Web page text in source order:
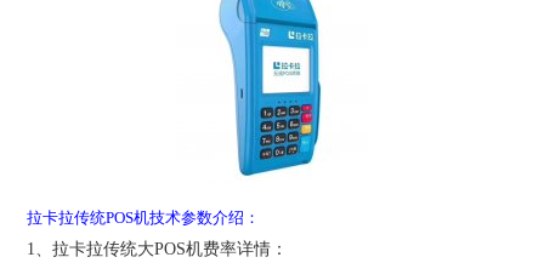
拉卡拉传统POS机技术参数介绍：
1、拉卡拉传统大POS机费率详情：